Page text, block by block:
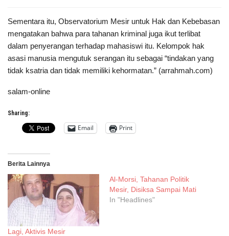
Sementara itu, Observatorium Mesir untuk Hak dan Kebebasan
mengatakan bahwa para tahanan kriminal juga ikut terlibat
dalam penyerangan terhadap mahasiswi itu. Kelompok hak
asasi manusia mengutuk serangan itu sebagai “tindakan yang
tidak ksatria dan tidak memiliki kehormatan.” (arrahmah.com)
salam-online
Sharing:
Email Print
Berita Lainnya
Lagi, Aktivis Mesir
Al-Morsi, Tahanan Politik
Mesir, Disiksa Sampai Mati
In "Headlines"